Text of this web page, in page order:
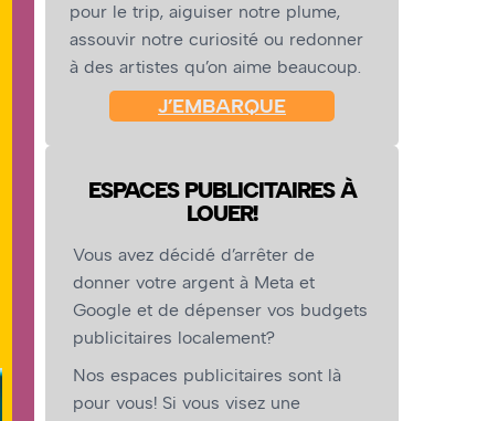
pour le trip, aiguiser notre plume,
assouvir notre curiosité ou redonner
à des artistes qu’on aime beaucoup.
J’EMBARQUE
ESPACES PUBLICITAIRES À
LOUER!
Vous avez décidé d’arrêter de
donner votre argent à Meta et
Google et de dépenser vos budgets
publicitaires localement?
Nos espaces publicitaires sont là
pour vous! Si vous visez une